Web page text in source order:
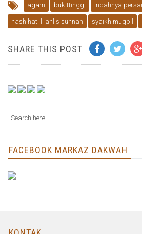
agam bukittinggi indahnya
nashihati li ahlis sunnah syaikh muqbil
SHARE THIS POST
FACEBOOK MARKAZ DAKWAH